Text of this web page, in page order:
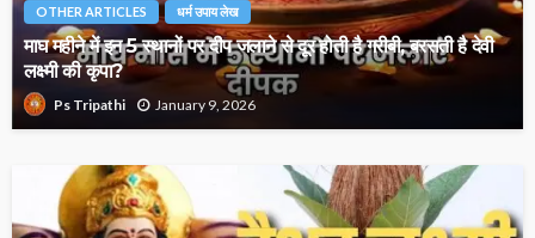
OTHER ARTICLES धर्म उपाय लेख
माघ महीने में इन 5 स्थानों पर दीप जलाने से दूर होती है गरीबी, बरसती है देवी
लक्ष्मी की कृपा?
Ps Tripathi January 9, 2026